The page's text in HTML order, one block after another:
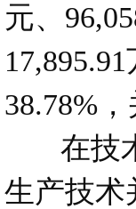
元、
38.78%
在技术
生产技术